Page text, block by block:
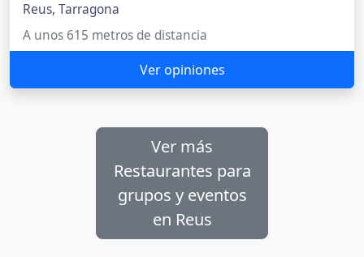
Reus, Tarragona
A unos 615 metros de distancia
Ver opiniones
Ver más
Restaurantes para
grupos y eventos
en Reus